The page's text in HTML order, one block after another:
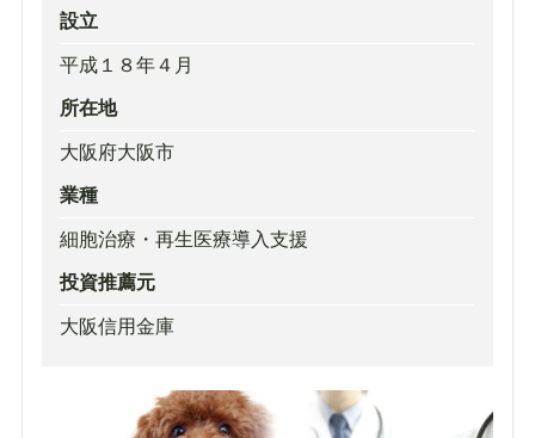
設立
平成１８年４月
所在地
大阪府大阪市
業種
細胞治療・再生医療導入支援
投資推薦元
大阪信用金庫